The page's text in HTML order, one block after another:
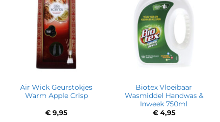
Air Wick Geurstokjes
Warm Apple Crisp
€ 9,95
Biotex Vloeibaar
Wasmiddel Handwas &
Inweek 750ml
€4,95